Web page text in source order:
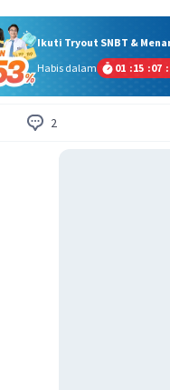
Ikuti Tryout SNBT &
Habis dalam
01 :15 :07 :
2